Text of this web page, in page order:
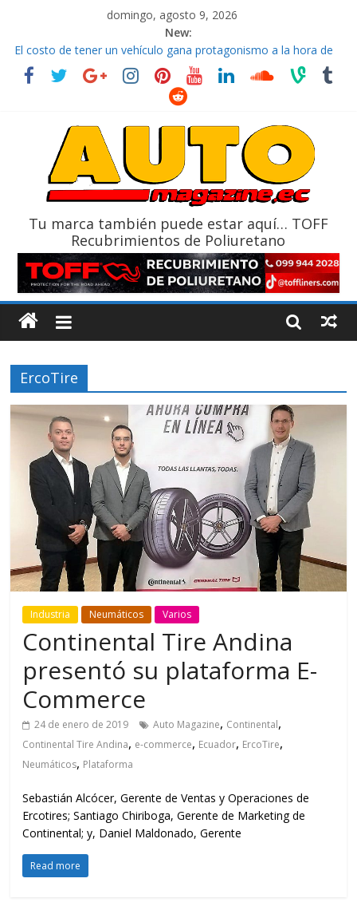
domingo, agosto 9, 2026
New:
El costo de tener un vehículo gana protagonismo a la hora de
decidir
Ultima película ‘Spider‑Man: Brand New Day’ pone en escena a
La Vuelta al Ecuador 2026, edición 47ª, recorre 7 provincias en 8
La FEDAK recibe 12 Sinotruk Bolden para cubrir las rutas de La
Tu marca también puede estar aquí… TOFF
Recubrimientos de Poliuretano
ErcoTire
Industria Neumáticos Varios
Continental Tire Andina
presentó su plataforma E-
Commerce
24 de enero de 2019 Auto Magazine, Continental,
Continental Tire Andina, e-commerce, Ecuador, ErcoTire,
Neumáticos, Plataforma
Sebastián Alcócer, Gerente de Ventas y Operaciones de
Ercotires; Santiago Chiriboga, Gerente de Marketing de
Continental; y, Daniel Maldonado, Gerente
Read more